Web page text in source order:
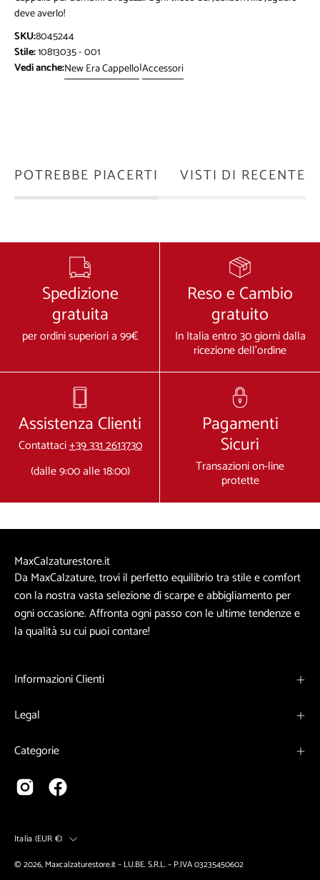
deve averlo!
SKU:8045244
Stile:10813035 - 001
Vedi anche:New Era Cappello|Accessori
POTREBBE PIACERTI VISTI DI RECENTE
Spedizione
gratuita
per ordini superiori a 99€
Reso e Cambio
gratuito
In Italia entro 30 giorni dalla
ricezione dell'ordine
Assistenza Clienti
Contattaci+39 331 2613730
(dalle 9:00 alle 18:00)
Pagamenti
Sicuri
Transazioni on-line
protette
MaxCalzaturestore.it
Da MaxCalzature, trovi il perfetto equilibrio tra stile e comfort
con la nostra vasta selezione di scarpe e abbigliamento per
ogni occasione. Affronta ogni passo con le ultime tendenze e
la qualità su cui puoi contare!
Informazioni Clienti
Legal
Categorie
Paese
Italia (EUR €)
© 2026, Maxcalzaturestore.it– LU.BE. S.R.L. – P.IVA 03235450602